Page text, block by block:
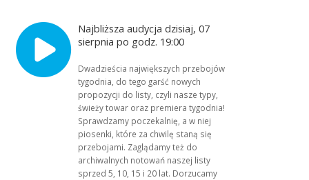
Najbliższa audycja dzisiaj, 07
sierpnia po godz. 19:00
Dwadzieścia największych przebojów
tygodnia, do tego garść nowych
propozycji do listy, czyli nasze typy,
świeży towar oraz premiera tygodnia!
Sprawdzamy poczekalnię, a w niej
piosenki, które za chwilę staną się
przebojami. Zaglądamy też do
archiwalnych notowań naszej listy
sprzed 5, 10, 15 i 20 lat. Dorzucamy